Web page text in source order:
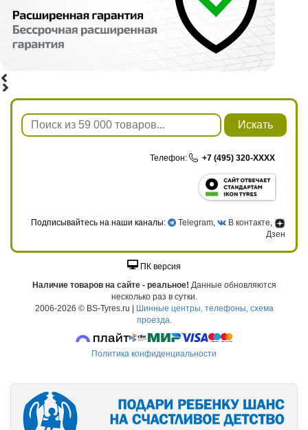
Искать
Телефон: +7 (495) 320-XXXX
Подписывайтесь на наши каналы: Telegram , В контакте
Дзен
ПК версия
Наличие товаров на сайте - реальное! Данные обновляются
несколько раз в сутки.
2006-2026 © BS-Tyres.ru | Шинные центры, телефоны, схема
проезда.
Политика конфиденциальности